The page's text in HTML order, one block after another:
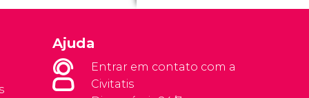
Ajuda
Entrar em contato com a
Civitatis